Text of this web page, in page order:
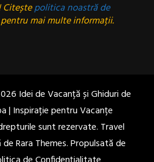
Citeștepolitica noastră de
mai multe informații.
Idei de Vacanță și Ghiduri de
| Inspirație pentru Vacanțe
sunt rezervate. Travel
deRara Themes. Propulsată de